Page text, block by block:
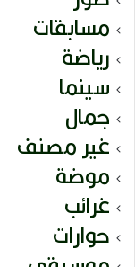
مسابقات
رياضة
سينما
جمال
غير مصنف
موضة
غرائب
حوارات